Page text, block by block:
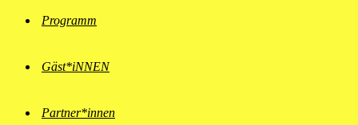
Programm
Gäst*iNNEN
Partner*innen